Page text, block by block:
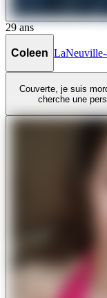
29 ans
Coleen
Couverte, je suis
cherche une